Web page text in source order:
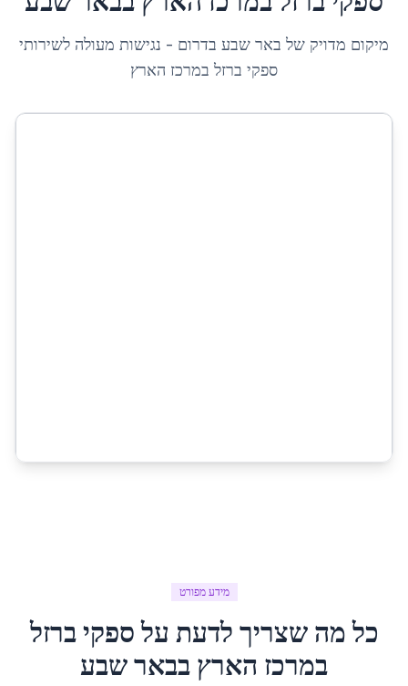
מיקום מדויק של באר שבע בדרום - נגישות מעולה לשירותי
ספקי ברזל במרכז הארץ
מידע מפורט
כל מה שצריך לדעת עלספקי ברזל
במרכז הארץ בבאר שבע